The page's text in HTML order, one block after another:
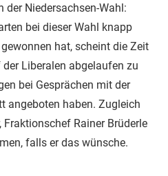
der Niedersachsen-Wahl:
bei dieser Wahl knapp
hat, scheint die Zeit
Liberalen abgelaufen zu
bei Gesprächen mit der
angeboten haben. Zugleich
Rainer Brüderle
falls er das wünsche.